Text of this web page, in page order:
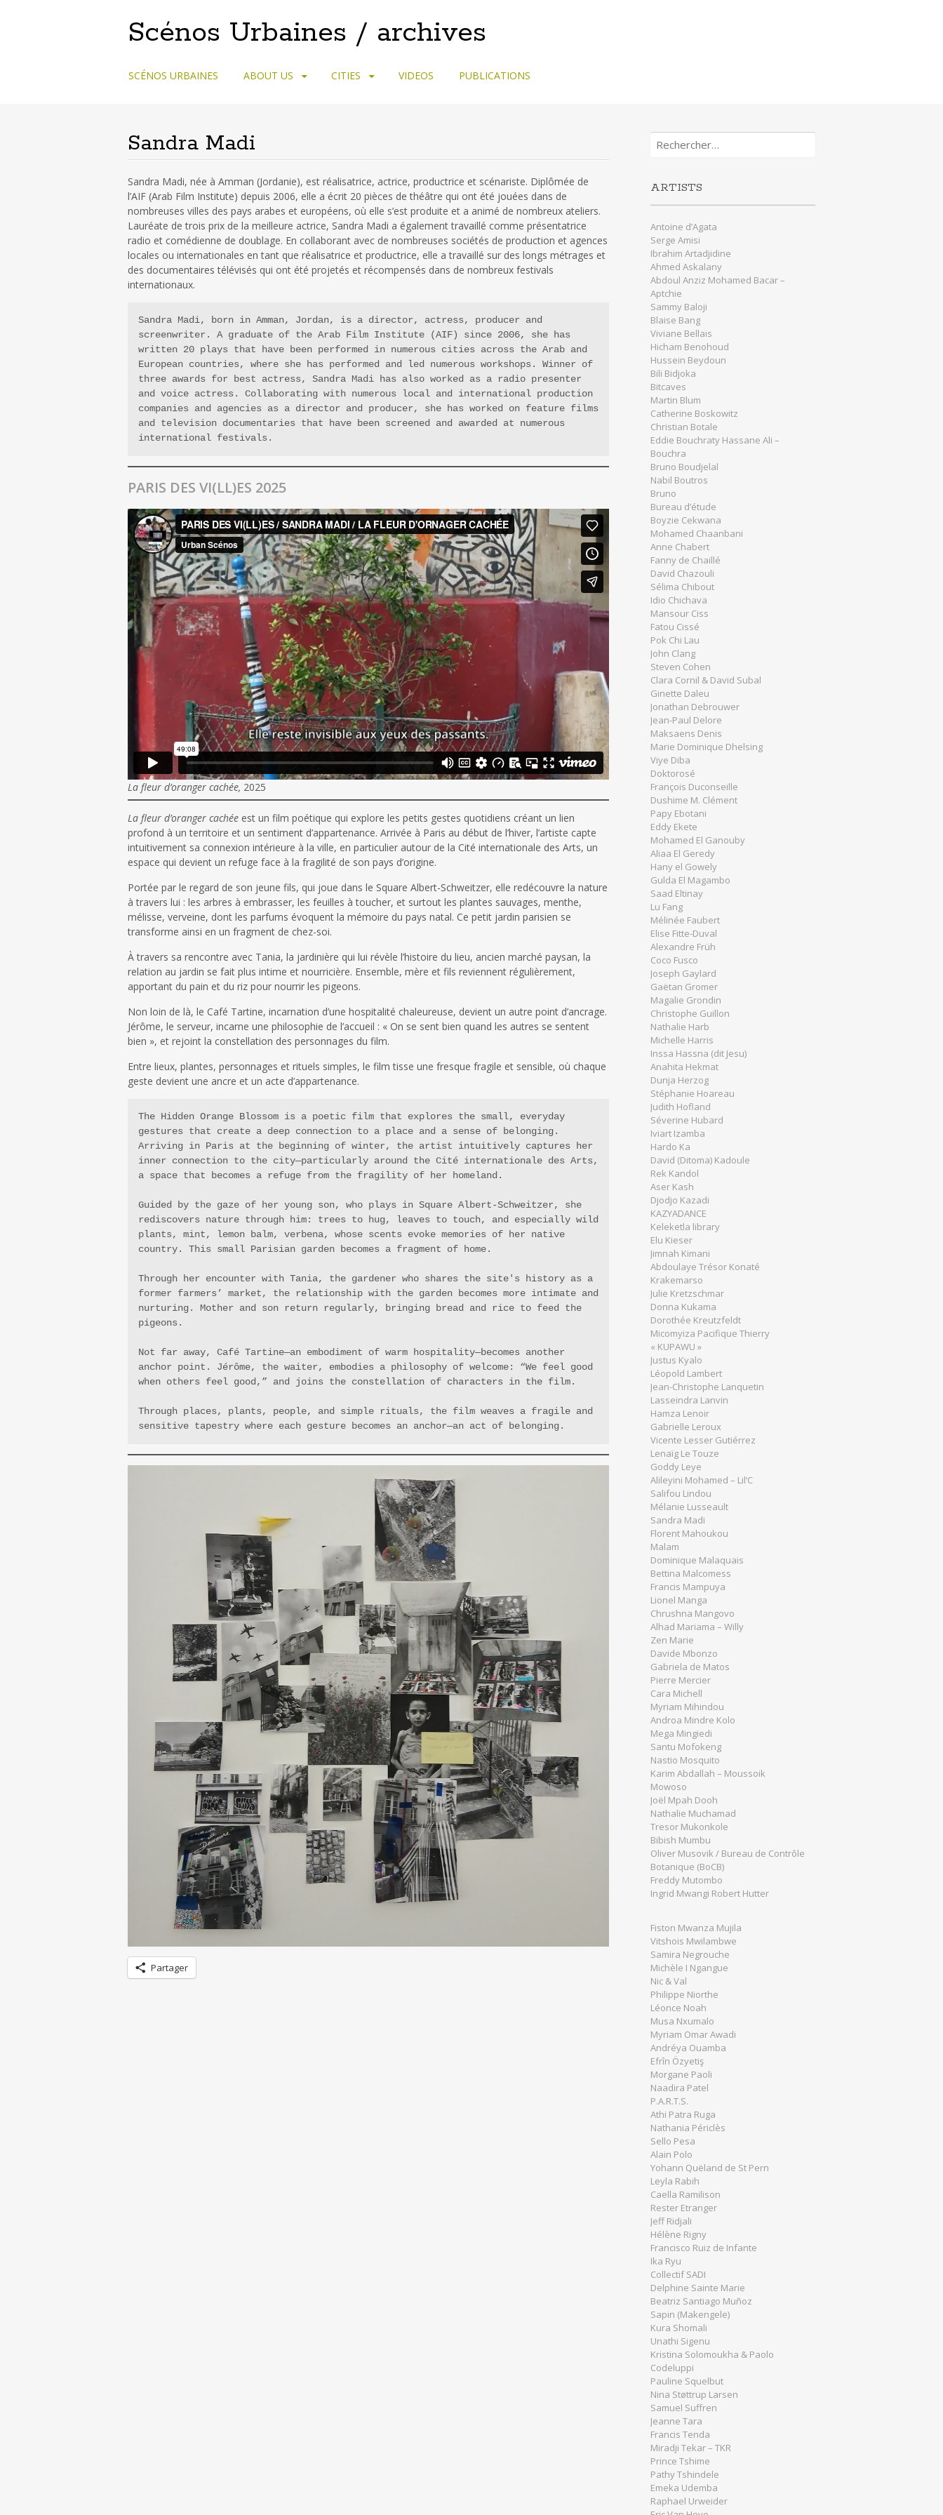
Scénos Urbaines / archives
Skip
SCÉNOS URBAINES ABOUT US CITIES VIDEOS PUBLICATIONS
Sandra Madi
Sandra Madi, née à Amman (Jordanie), est réalisatrice, actrice, productrice et scénariste. Diplômée de
l’AIF (Arab Film Institute) depuis 2006, elle a écrit 20 pièces de théâtre qui ont été jouées dans de
nombreuses villes des pays arabes et européens, où elle s’est produite et a animé de nombreux ateliers.
Lauréate de trois prix de la meilleure actrice, Sandra Madi a également travaillé comme présentatrice
radio et comédienne de doublage. En collaborant avec de nombreuses sociétés de production et agences
locales ou internationales en tant que réalisatrice et productrice, elle a travaillé sur des longs métrages et
des documentaires télévisés qui ont été projetés et récompensés dans de nombreux festivals
internationaux.
Sandra Madi, born in Amman, Jordan, is a director, actress, producer and
screenwriter. A graduate of the Arab Film Institute (AIF) since 2006, she has
written 20 plays that have been performed in numerous cities across the Arab and
European countries, where she has performed and led numerous workshops. Winner of
three awards for best actress, Sandra Madi has also worked as a radio presenter
and voice actress. Collaborating with numerous local and international production
companies and agencies as a director and producer, she has worked on feature films
and television documentaries that have been screened and awarded at numerous
international festivals.
PARIS DES VI(LL)ES 2025
La fleur d’oranger cachée, 2025
La fleur d’oranger cachée est un film poétique qui explore les petits gestes quotidiens créant un lien
profond à un territoire et un sentiment d’appartenance. Arrivée à Paris au début de l’hiver, l’artiste capte
intuitivement sa connexion intérieure à la ville, en particulier autour de la Cité internationale des Arts, un
espace qui devient un refuge face à la fragilité de son pays d’origine.
Portée par le regard de son jeune fils, qui joue dans le Square Albert-Schweitzer, elle redécouvre la nature
à travers lui : les arbres à embrasser, les feuilles à toucher, et surtout les plantes sauvages, menthe,
mélisse, verveine, dont les parfums évoquent la mémoire du pays natal. Ce petit jardin parisien se
transforme ainsi en un fragment de chez-soi.
À travers sa rencontre avec Tania, la jardinière qui lui révèle l’histoire du lieu, ancien marché paysan, la
relation au jardin se fait plus intime et nourricière. Ensemble, mère et fils reviennent régulièrement,
apportant du pain et du riz pour nourrir les pigeons.
Non loin de là, le Café Tartine, incarnation d’une hospitalité chaleureuse, devient un autre point d’ancrage.
Jérôme, le serveur, incarne une philosophie de l’accueil : « On se sent bien quand les autres se sentent
bien », et rejoint la constellation des personnages du film.
Entre lieux, plantes, personnages et rituels simples, le film tisse une fresque fragile et sensible, où chaque
geste devient une ancre et un acte d’appartenance.
The Hidden Orange Blossom is a poetic film that explores the small, everyday
gestures that create a deep connection to a place and a sense of belonging.
Arriving in Paris at the beginning of winter, the artist intuitively captures her
inner connection to the city—particularly around the Cité internationale des Arts,
a space that becomes a refuge from the fragility of her homeland.
Guided by the gaze of her young son, who plays in Square Albert-Schweitzer, she
rediscovers nature through him: trees to hug, leaves to touch, and especially wild
plants, mint, lemon balm, verbena, whose scents evoke memories of her native
country. This small Parisian garden becomes a fragment of home.
Through her encounter with Tania, the gardener who shares the site's history as a
former farmers’ market, the relationship with the garden becomes more intimate and
nurturing. Mother and son return regularly, bringing bread and rice to feed the
pigeons.
Not far away, Café Tartine—an embodiment of warm hospitality—becomes another
anchor point. Jérôme, the waiter, embodies a philosophy of welcome: “We feel good
when others feel good,” and joins the constellation of characters in the film.
Through places, plants, people, and simple rituals, the film weaves a fragile and
sensitive tapestry where each gesture becomes an anchor—an act of belonging.
Partager
Rechercher :
ARTISTS
Antoine d’Agata
Serge Amisi
Ibrahim Artadjidine
Ahmed Askalany
Abdoul Anziz Mohamed Bacar –
Aptchie
Sammy Baloji
Blaise Bang
Viviane Bellais
Hicham Benohoud
Hussein Beydoun
Bili Bidjoka
Bitcaves
Martin Blum
Catherine Boskowitz
Christian Botale
Eddie Bouchraty Hassane Ali –
Bouchra
Bruno Boudjelal
Nabil Boutros
Bruno
Bureau d’étude
Boyzie Cekwana
Mohamed Chaanbani
Anne Chabert
Fanny de Chaillé
David Chazouli
Sélima Chibout
Idio Chichava
Mansour Ciss
Fatou Cissé
Pok Chi Lau
John Clang
Steven Cohen
Clara Cornil & David Subal
Ginette Daleu
Jonathan Debrouwer
Jean-Paul Delore
Maksaens Denis
Marie Dominique Dhelsing
Viye Diba
Doktorosé
François Duconseille
Dushime M. Clément
Papy Ebotani
Eddy Ekete
Mohamed El Ganouby
Aliaa El Geredy
Hany el Gowely
Gulda El Magambo
Saad Eltinay
Lu Fang
Mélinée Faubert
Elise Fitte-Duval
Alexandre Früh
Coco Fusco
Joseph Gaylard
Gaëtan Gromer
Magalie Grondin
Christophe Guillon
Nathalie Harb
Michelle Harris
Inssa Hassna (dit Jesu)
Anahita Hekmat
Dunja Herzog
Stéphanie Hoareau
Judith Hofland
Séverine Hubard
Iviart Izamba
Hardo Ka
David (Ditoma) Kadoule
Rek Kandol
Aser Kash
Djodjo Kazadi
KAZYADANCE
Keleketla library
Elu Kieser
Jimnah Kimani
Abdoulaye Trésor Konaté
Krakemarso
Julie Kretzschmar
Donna Kukama
Dorothée Kreutzfeldt
Micomyiza Pacifique Thierry
« KUPAWU »
Justus Kyalo
Léopold Lambert
Jean-Christophe Lanquetin
Lasseindra Lanvin
Hamza Lenoir
Gabrielle Leroux
Vicente Lesser Gutiérrez
Lenaïg Le Touze
Goddy Leye
Alileyini Mohamed – Lil’C
Salifou Lindou
Mélanie Lusseault
Sandra Madi
Florent Mahoukou
Malam
Dominique Malaquais
Bettina Malcomess
Francis Mampuya
Lionel Manga
Chrushna Mangovo
Alhad Mariama – Willy
Zen Marie
Davide Mbonzo
Gabriela de Matos
Pierre Mercier
Cara Michell
Myriam Mihindou
Androa Mindre Kolo
Mega Mingiedi
Santu Mofokeng
Nastio Mosquito
Karim Abdallah – Moussoik
Mowoso
Joël Mpah Dooh
Nathalie Muchamad
Tresor Mukonkole
Bibish Mumbu
Oliver Musovik / Bureau de Contrôle
Botanique (BoCB)
Freddy Mutombo
Ingrid Mwangi Robert Hutter
Fiston Mwanza Mujila
Vitshois Mwilambwe
Samira Negrouche
Michèle I Ngangue
Nic & Val
Philippe Niorthe
Léonce Noah
Musa Nxumalo
Myriam Omar Awadi
Andréya Ouamba
Efrîn Özyetiş
Morgane Paoli
Naadira Patel
P.A.R.T.S.
Athi Patra Ruga
Nathania Périclès
Sello Pesa
Alain Polo
Yohann Quëland de St Pern
Leyla Rabih
Caella Ramilison
Rester Etranger
Jeff Ridjali
Hélène Rigny
Francisco Ruiz de Infante
Ika Ryu
Collectif SADI
Delphine Sainte Marie
Beatriz Santiago Muñoz
Sapin (Makengele)
Kura Shomali
Unathi Sigenu
Kristina Solomoukha & Paolo
Codeluppi
Pauline Squelbut
Nina Støttrup Larsen
Samuel Suffren
Jeanne Tara
Francis Tenda
Miradji Tekar – TKR
Prince Tshime
Pathy Tshindele
Emeka Udemba
Raphael Urweider